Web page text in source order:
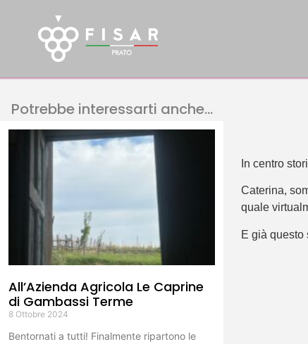
Potrebbe interessarti anche...
All’Azienda Agricola Le Caprine
di Gambassi Terme
8 Ottobre 2024
Bentornati a tutti! Finalmente ripartono le
In centro
Caterina,
quale
E già questo